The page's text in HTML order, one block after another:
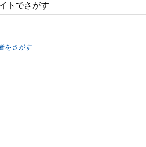
トでさがす
をさがす